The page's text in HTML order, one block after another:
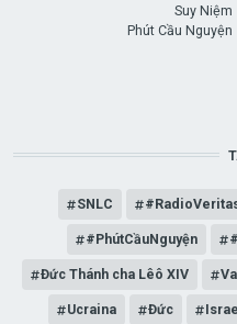
Suy Niệm
Phút Cầu Nguyện
SNLC
#PhútCầuNguyện
Đức Thánh cha Lêô XIV
Ucraina Đức